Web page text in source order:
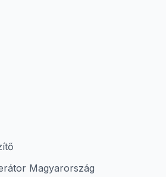
Magyarország